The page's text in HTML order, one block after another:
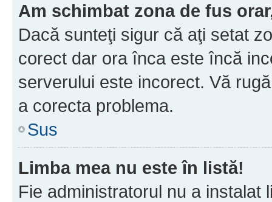
Am schimbat zona de fus
Dacă sunteţi sigur că aţi setat
corect dar ora înca este încă
serverului este incorect. Vă
a corecta problema.
Sus
Limba mea nu este în listă!
Fie administratorul nu a instalat